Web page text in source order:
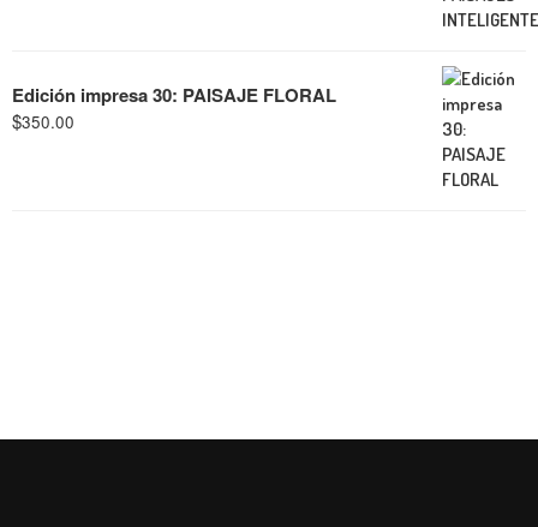
Edición impresa 30: PAISAJE FLORAL
$350.00